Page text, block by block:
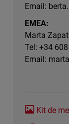
Email:
EMEA:
Marta
Tel: +34
Email:
Kit de